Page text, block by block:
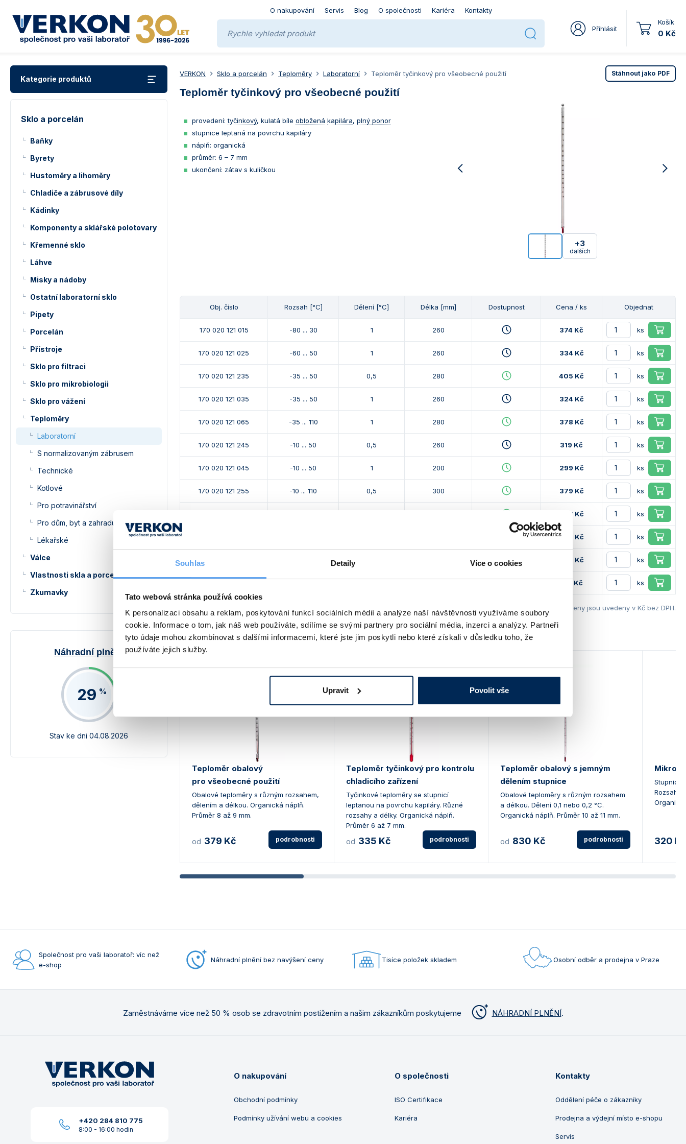
Souhlas Detaily Více o cookies
Tato webová stránka používá cookies
K personalizaci obsahu a reklam, poskytování funkcí sociálních médií a analýze naší návštěvnosti využíváme soubory
cookie. Informace o tom, jak náš web používáte, sdílíme se svými partnery pro sociální média, inzerci a analýzy. Partneři
tyto údaje mohou zkombinovat s dalšími informacemi, které jste jim poskytli nebo které získali v důsledku toho, že
používáte jejich služby.
Upravit Povolit vše
O nakupování Servis Blog O společnosti Kariéra Kontakty
Přihlásit
Košík
0 Kč
Kategorie produktů
Sklo a porcelán
Baňky
Byrety
Hustoměry a lihoměry
Chladiče a zábrusové díly
Kádinky
Komponenty a sklářské polotovary
Křemenné sklo
Láhve
Misky a nádoby
Ostatní laboratorní sklo
Pipety
Porcelán
Přístroje
Sklo pro filtraci
Sklo pro mikrobiologii
Sklo pro vážení
Teploměry
Laboratorní
S normalizovaným zábrusem
Technické
Kotlové
Pro potravinářství
Pro dům, byt a zahradu
Lékařské
Válce
Vlastnosti skla a porcelánu
Zkumavky
Náhradní plnění
29 %
Stav ke dni 04.08.2026
VERKON Sklo a porcelán Teploměry Laboratorní Teploměr tyčinkový pro všeobecné použití Stáhnout jako PDF
Teploměr tyčinkový pro všeobecné použití
+3
dalších
provedení:tyčinkový, kulatá bíle obložená kapilára, plný ponor
stupnice leptaná na povrchu kapiláry
náplň: organická
průměr: 6 – 7 mm
ukončení: zátav s kuličkou
Obj. číslo Rozsah [°C] Dělení [°C] Délka [mm] Dostupnost Cena / ks Objednat
170 020 121 015 -80 ... 30 1 260 374 Kč ks
170 020 121 025 -60 ... 50 1 260 334 Kč ks
170 020 121 235 -35 ... 50 0,5 280 405 Kč ks
170 020 121 035 -35 ... 50 1 260 324 Kč ks
170 020 121 065 -35 ... 110 1 280 378 Kč ks
170 020 121 245 -10 ... 50 0,5 260 319 Kč ks
170 020 121 045 -10 ... 50 1 200 299 Kč ks
170 020 121 255 -10 ... 110 0,5 300 379 Kč ks
336 Kč ks
392 Kč ks
357 Kč ks
415 Kč ks
Ceny jsou uvedeny v Kč bez DPH.
Alternativy produktu a další produkty z kapitoly
Teploměr obalový
pro všeobecné použití
Obalové teploměry s různým rozsahem,
dělením a délkou. Organická náplň.
Průměr 8 až 9 mm.
od 379 Kč podrobnosti
Teploměr tyčinkový pro kontrolu
chladicího zařízení
Tyčinkové teploměry se stupnicí
leptanou na povrchu kapiláry. Různé
rozsahy a délky. Organická náplň.
Průměr 6 až 7 mm.
od 335 Kč podrobnosti
Teploměr obalový s jemným
dělením stupnice
Obalové teploměry s různým rozsahem
a délkou. Dělení 0,1 nebo 0,2 °C.
Organická náplň. Průměr 10 až 11 mm.
od 830 Kč podrobnosti
Stupnice
Rozsah 0
320
Společnost pro vaši laboratoř: víc než
e-shop
Náhradní plnění bez navýšení ceny Tisíce položek skladem Osobní odběr a prodejna v Praze
Zaměstnáváme více než 50 % osob se zdravotním postižením a našim zákazníkům poskytujeme NÁHRADNÍ PLNĚNÍ.
+420 284 810 775
8:00 - 16:00 hodin
O nakupování
Obchodní podmínky
Podmínky užívání webu a cookies
O společnosti
ISO Certifikace
Kariéra
Kontakty
Oddělení péče o zákazníky
Prodejna a výdejní místo e-shopu
Servis